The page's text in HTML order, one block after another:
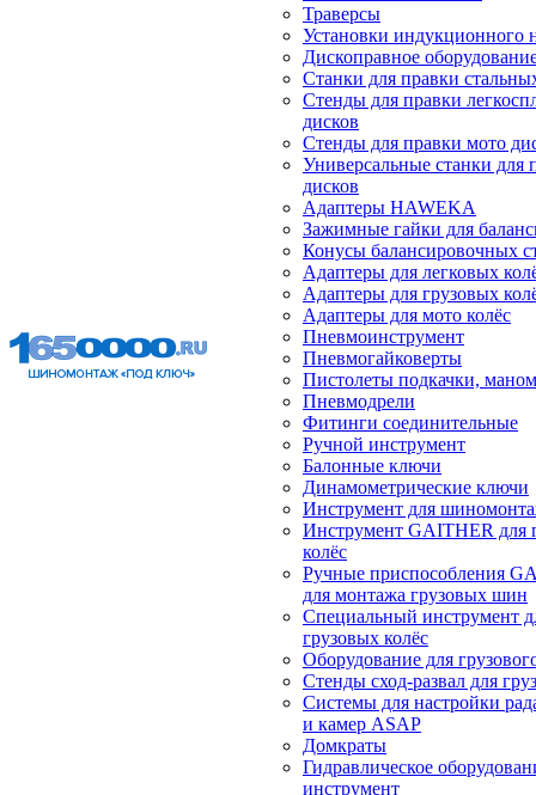
Траверсы
Установки индукционного
Дископравное
Станки для правки
Стенды для правки
дисков
Стенды для правки мото
Универсальные станки для
дисков
Адаптеры HAWEKA
Зажимные гайки для
Конусы балансировочных
Адаптеры для легковых
Адаптеры для грузовых
Адаптеры для мото колёс
Пневмоинструмент
Пневмогайковерты
Пистолеты подкачки,
Пневмодрели
Фитинги соединительные
Ручной инструмент
Балонные ключи
Динамометрические ключи
Инструмент для
Инструмент GAITHER для
колёс
Ручные приспособления
для монтажа грузовых шин
Специальный инструмент
грузовых колёс
Оборудование для
Стенды сход-развал для
Системы для настройки
и камер ASAP
Домкраты
Гидравлическое
инструмент